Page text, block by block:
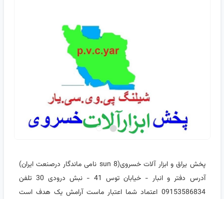
پخش یراق و ابزار آلات خسروی(sun 8 نامی ماندگار درصنعت ایران)
آدرس دفتر و انبار - خیابان توس 41 - نبش درودی 30 تلفن
09153586834 اعتماد شما اعتبار ماست آرامش یک هدف است